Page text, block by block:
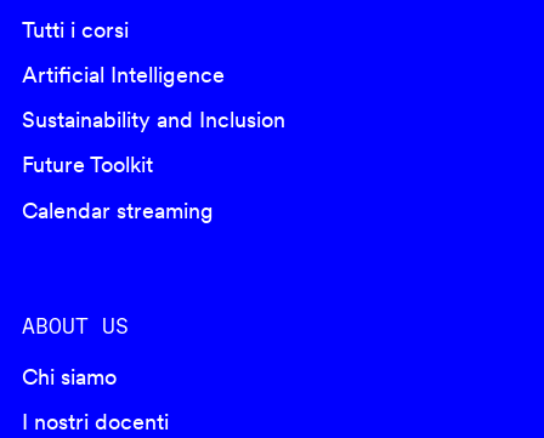
Tutti i corsi
Artificial Intelligence
Sustainability and Inclusion
Future Toolkit
Calendar streaming
ABOUT US
Chi siamo
I nostri docenti